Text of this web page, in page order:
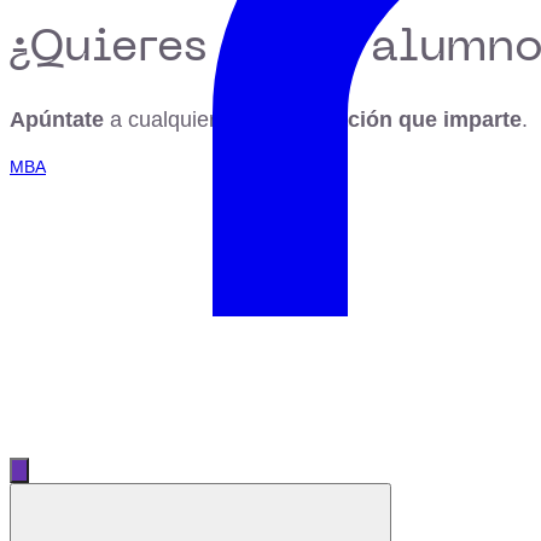
¿Quieres ser su
Apúntate a cualquiera de la formación que imparte.
MBA